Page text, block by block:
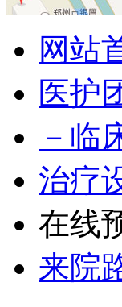
网站
医护
－临
治疗
在线
来院